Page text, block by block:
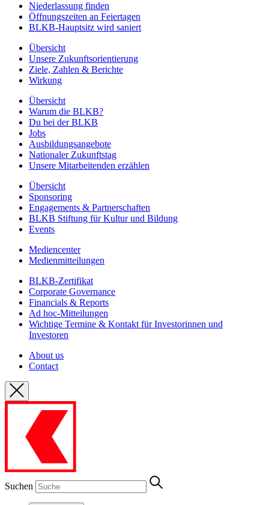
Niederlassung finden
Öffnungszeiten an Feiertagen
BLKB-Hauptsitz wird saniert
Übersicht
Unsere Zukunftsorientierung
Ziele, Zahlen & Berichte
Wirkung
Übersicht
Warum die BLKB?
Du bei der BLKB
Jobs
Ausbildungsangebote
Nationaler Zukunftstag
Unsere Mitarbeitenden erzählen
Übersicht
Sponsoring
Engagements & Partnerschaften
BLKB Stiftung für Kultur und Bildung
Events
Mediencenter
Medienmitteilungen
BLKB-Zertifikat
Corporate Governance
Financials & Reports
Ad hoc-Mitteilungen
Wichtige Termine & Kontakt für Investorinnen und
Investoren
About us
Contact
Suchen